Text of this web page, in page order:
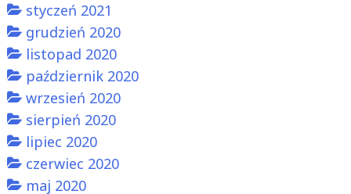
styczeń 2021
grudzień 2020
listopad 2020
październik 2020
wrzesień 2020
sierpień 2020
lipiec 2020
czerwiec 2020
maj 2020